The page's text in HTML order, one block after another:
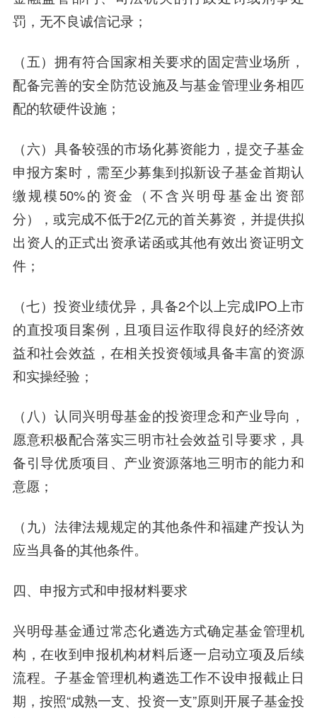
罚，无不良诚信记录；
（五）拥有符合国家相关要求的固定营业场所，
配备完善的安全防范设施及与基金管理业务相匹
配的软硬件设施；
（六）具备较强的市场化募资能力，提交子基金
申报方案时，需至少募集到拟新设子基金首期认
缴规模50%的资金（不含兴明母基金出资部
分），或完成不低于2亿元的首关募资，并提供拟
出资人的正式出资承诺函或其他有效出资证明文
件；
（七）投资业绩优异，具备2个以上完成IPO上市
的直投项目案例，且项目运作取得良好的经济效
益和社会效益，在相关投资领域具备丰富的资源
和实操经验；
（八）认同兴明母基金的投资理念和产业导向，
愿意积极配合落实三明市社会效益引导要求，具
备引导优质项目、产业资源落地三明市的能力和
意愿；
（九）法律法规规定的其他条件和福建产投认为
应当具备的其他条件。
四、 申报方式和申报材料要求
兴明母基金通过常态化遴选方式确定基金管理机
构，在收到申报机构材料后逐一启动立项及后续
流程。子基金管理机构遴选工作不设申报截止日
期，按照“成熟一支、投资一支”原则开展子基金投